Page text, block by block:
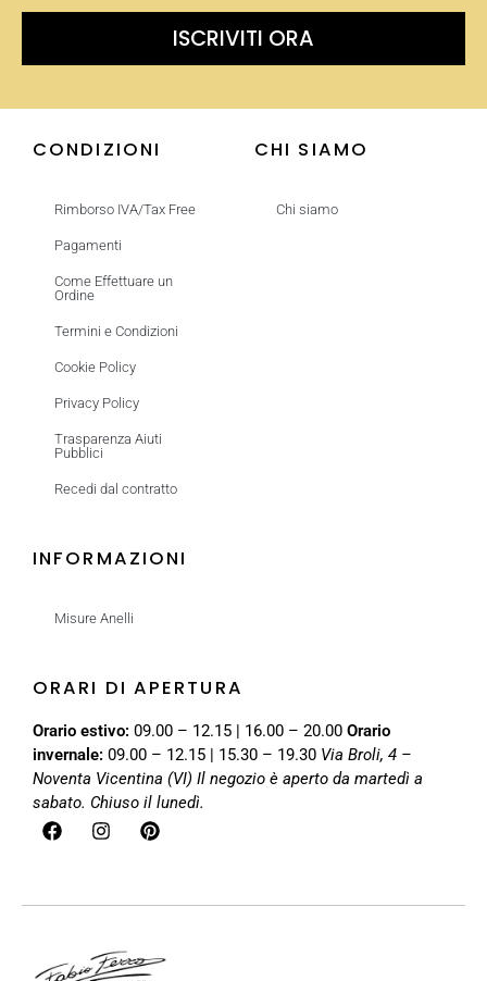
ISCRIVITI ORA
CONDIZIONI
Rimborso IVA/Tax Free
Pagamenti
Come Effettuare un
Ordine
Termini e Condizioni
Cookie Policy
Privacy Policy
Trasparenza Aiuti
Pubblici
Recedi dal contratto
CHI SIAMO
Chi siamo
INFORMAZIONI
Misure Anelli
ORARI DI APERTURA
Orario estivo: 09.00 – 12.15 | 16.00 – 20.00 Orario
invernale: 09.00 – 12.15 | 15.30 – 19.30 Via Broli, 4 –
Noventa Vicentina (VI) Il negozio è aperto da martedì a
sabato. Chiuso il lunedì.